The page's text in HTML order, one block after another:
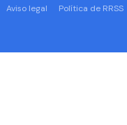
Aviso legal Política de RRSS